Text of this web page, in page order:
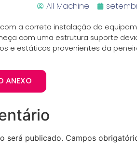
All Machine
a correta instalação do
com uma estrutura suporte
e estáticos provenientes da
ANEXO
será publicado. Campos